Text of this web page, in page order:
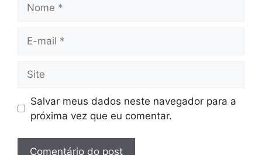
mail
Salvar meus dados neste navegador para a
próxima vez que eu comentar.